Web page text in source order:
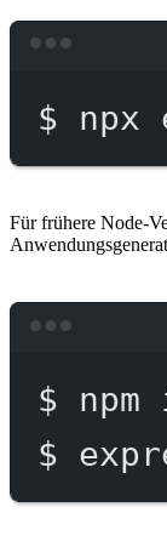
$ npx
Für frühere Node-
$ npm
$